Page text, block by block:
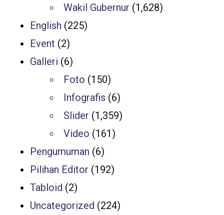
Wakil Gubernur (1,628)
English (225)
Event (2)
Galleri (6)
Foto (150)
Infografis (6)
Slider (1,359)
Video (161)
Pengumuman (6)
Pilihan Editor (192)
Tabloid (2)
Uncategorized (224)